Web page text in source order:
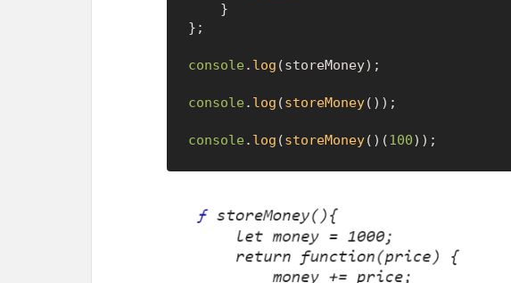
};
console . log (storeMoney);
console . log (storeMoney());
console . log (storeMoney()(100